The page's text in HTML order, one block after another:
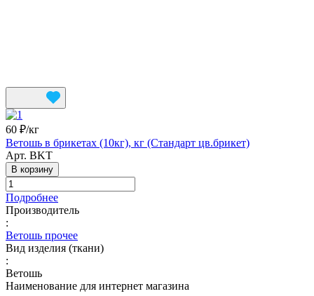
60 ₽/кг
Ветошь в брикетах (10кг), кг (Стандарт цв.брикет)
Арт. BKT
В корзину
Подробнее
Производитель
:
Ветошь прочее
Вид изделия (ткани)
:
Ветошь
Наименование для интернет магазина